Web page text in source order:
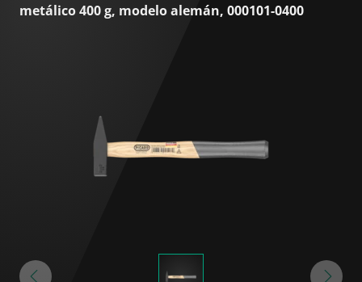
metálico 400 g, modelo alemán, 000101-0400